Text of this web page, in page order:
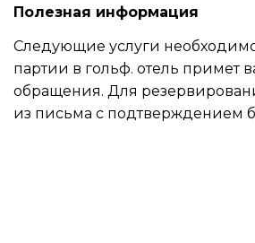
Полезная информация
Следующие услуги необходимо
партии в гольф. отель примет
обращения. Для
из письма с подтверждением